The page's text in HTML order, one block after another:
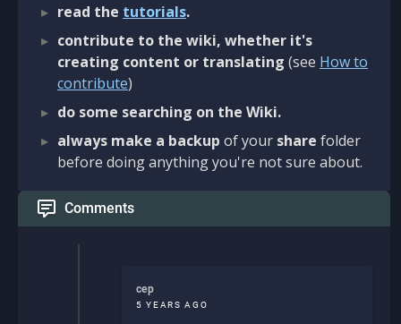
read the tutorials.
contribute to the wiki, whether it's
creating content or translating (see How to
contribute)
do some searching on the Wiki.
always make a backup of your share folder
before doing anything you're not sure about.
Comments
cep
5 YEARS AGO